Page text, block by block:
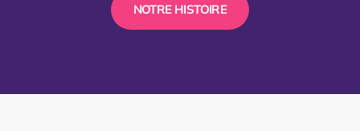
NOTRE HISTOIRE